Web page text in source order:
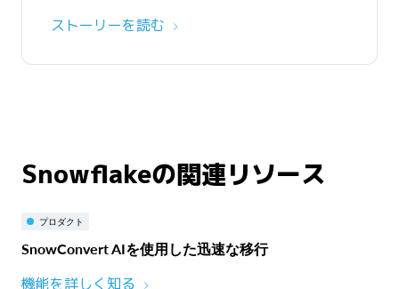
ストーリーを読む
Snowflakeの関連リソース
プロダクト
SnowConvert AIを使用した迅速な移行
機能を詳しく知る